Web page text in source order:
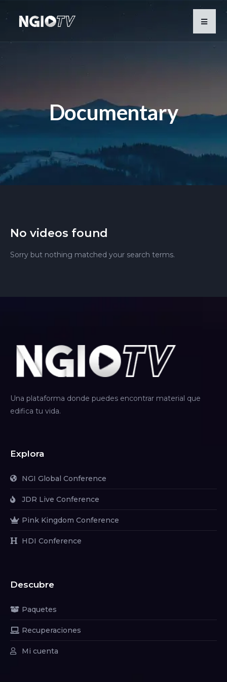
Documentary
No videos found
Sorry but nothing matched your search terms.
Una plataforma donde puedes encontrar material que
edifica tu vida.
Explora
NGI Global Conference
JDR Live Conference
Pink Kingdom Conference
HDI Conference
Descubre
Paquetes
Recuperaciones
Mi cuenta